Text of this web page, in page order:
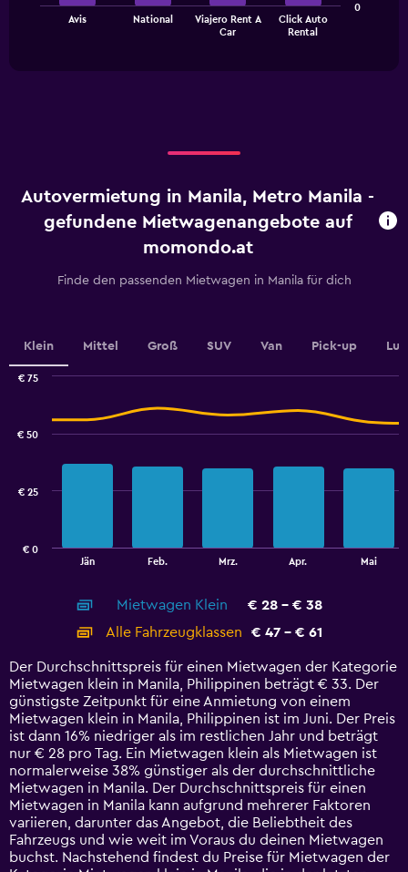
The
The
chart
has
Range:
0
to
Avis National
Viajero Rent A
Car
Click Auto
Rental
0
Autovermietung in Manila, Metro Manila -
gefundene Mietwagenangebote auf
momondo.at
Finde den passenden Mietwagen in Manila für dich
Klein Mittel Groß SUV Van Pick-up
displaying
categories.
14
categories.
The
chart
has
1
Y
axis
displaying
values.
Range:
0
to
Jän Feb. Mrz. Apr. Mai
€ 0
€ 25
€ 50
€ 75
End
Mietwagen Klein
€ 28 - € 38
Alle Fahrzeugklassen
€ 47 - € 61
Der Durchschnittspreis für einen Mietwagen der Kategorie
Mietwagen klein in Manila, Philippinen beträgt € 33. Der
günstigste Zeitpunkt für eine Anmietung von einem
Mietwagen klein in Manila, Philippinen ist im Juni. Der Preis
ist dann 16% niedriger als im restlichen Jahr und beträgt
nur € 28 pro Tag. Ein Mietwagen klein als Mietwagen ist
normalerweise 38% günstiger als der durchschnittliche
Mietwagen in Manila. Der Durchschnittspreis für einen
Mietwagen in Manila kann aufgrund mehrerer Faktoren
variieren, darunter das Angebot, die Beliebtheit des
Fahrzeugs und wie weit im Voraus du deinen Mietwagen
buchst. Nachstehend findest du Preise für Mietwagen der